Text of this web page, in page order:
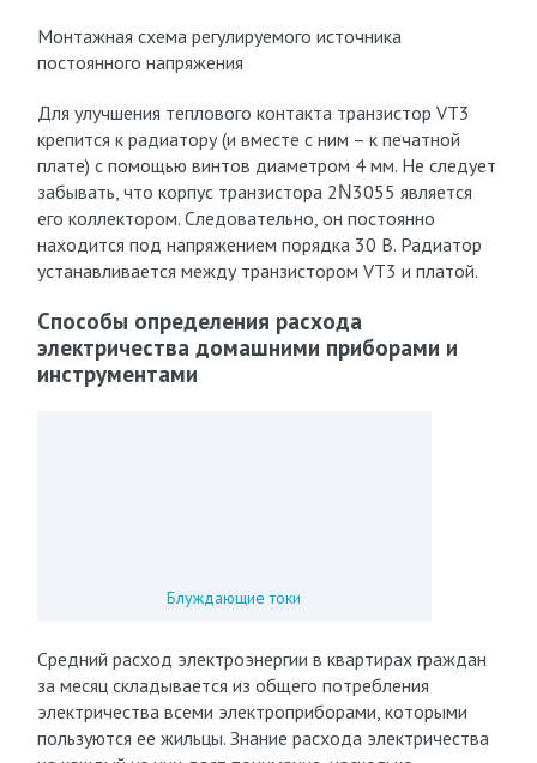
Монтажная схема регулируемого источника
постоянного напряжения
Для улучшения теплового контакта транзистор VT3
крепится к радиатору (и вместе с ним – к печатной
плате) с помощью винтов диаметром 4 мм. Не следует
забывать, что корпус транзистора 2Ν3055 является
его коллектором. Следовательно, он постоянно
находится под напряжением порядка 30 В. Радиатор
устанавливается между транзистором VT3 и платой.
Способы определения расхода
электричества домашними приборами и
инструментами
Блуждающие токи
Средний расход электроэнергии в квартирах граждан
за месяц складывается из общего потребления
электричества всеми электроприборами, которыми
пользуются ее жильцы. Знание расхода электричества